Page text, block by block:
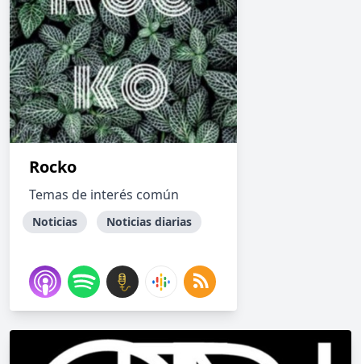
Rocko
Temas de interés común
Noticias Noticias diarias